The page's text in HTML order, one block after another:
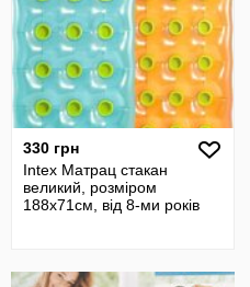
330 грн
Intex Матрац стакан
великий, розміром
188х71см, від 8-ми років